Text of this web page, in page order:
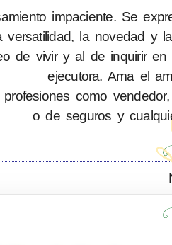
impaciente. Se
versatilidad, la novedad y
de vivir y al de inquirir
ejecutora. Ama el
como
o de seguros y